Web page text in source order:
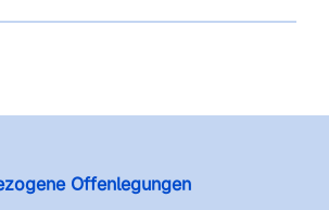
Offenlegungen